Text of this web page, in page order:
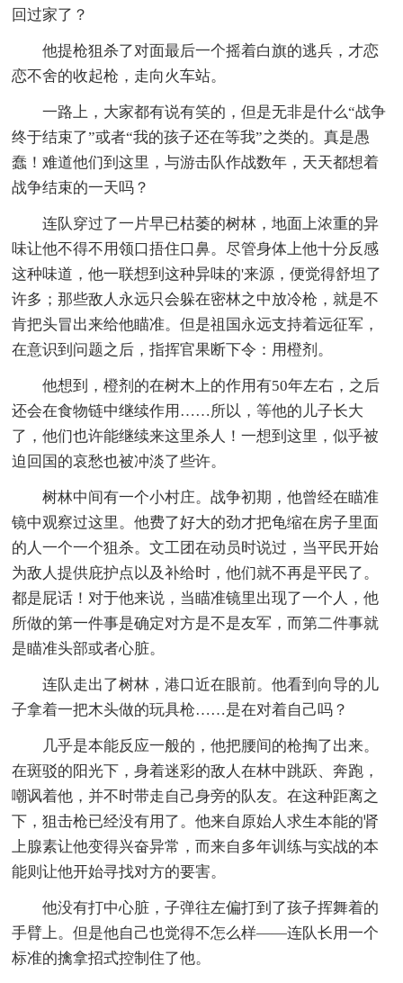
回过家了？
他提枪狙杀了对面最后一个摇着白旗的逃兵，才恋
恋不舍的收起枪，走向火车站。
一路上，大家都有说有笑的，但是无非是什么“战争
终于结束了”或者“我的孩子还在等我”之类的。真是愚
蠢！难道他们到这里，与游击队作战数年，天天都想着
战争结束的一天吗？
连队穿过了一片早已枯萎的树林，地面上浓重的异
味让他不得不用领口捂住口鼻。尽管身体上他十分反感
这种味道，他一联想到这种异味的'来源，便觉得舒坦了
许多；那些敌人永远只会躲在密林之中放冷枪，就是不
肯把头冒出来给他瞄准。但是祖国永远支持着远征军，
在意识到问题之后，指挥官果断下令：用橙剂。
他想到，橙剂的在树木上的作用有50年左右，之后
还会在食物链中继续作用……所以，等他的儿子长大
了，他们也许能继续来这里杀人！一想到这里，似乎被
迫回国的哀愁也被冲淡了些许。
树林中间有一个小村庄。战争初期，他曾经在瞄准
镜中观察过这里。他费了好大的劲才把龟缩在房子里面
的人一个一个狙杀。文工团在动员时说过，当平民开始
为敌人提供庇护点以及补给时，他们就不再是平民了。
都是屁话！对于他来说，当瞄准镜里出现了一个人，他
所做的第一件事是确定对方是不是友军，而第二件事就
是瞄准头部或者心脏。
连队走出了树林，港口近在眼前。他看到向导的儿
子拿着一把木头做的玩具枪……是在对着自己吗？
几乎是本能反应一般的，他把腰间的枪掏了出来。
在斑驳的阳光下，身着迷彩的敌人在林中跳跃、奔跑，
嘲讽着他，并不时带走自己身旁的队友。在这种距离之
下，狙击枪已经没有用了。他来自原始人求生本能的肾
上腺素让他变得兴奋异常，而来自多年训练与实战的本
能则让他开始寻找对方的要害。
他没有打中心脏，子弹往左偏打到了孩子挥舞着的
手臂上。但是他自己也觉得不怎么样——连队长用一个
标准的擒拿招式控制住了他。